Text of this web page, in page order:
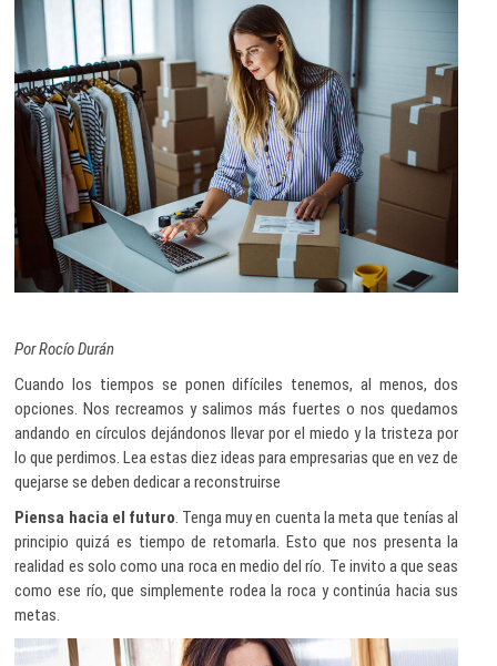
Por Rocío Durán
Cuando los tiempos se ponen difíciles tenemos, al menos, dos
opciones. Nos recreamos y salimos más fuertes o nos quedamos
andando en círculos dejándonos llevar por el miedo y la tristeza por
lo que perdimos. Lea estas diez ideas para empresarias que en vez de
quejarse se deben dedicar a reconstruirse
Piensa hacia el futuro. Tenga muy en cuenta la meta que tenías al
principio quizá es tiempo de retomarla. Esto que nos presenta la
realidad es solo como una roca en medio del río. Te invito a que seas
como ese río, que simplemente rodea la roca y continúa hacia sus
metas.